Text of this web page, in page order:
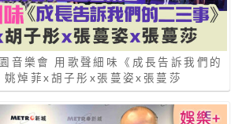
音樂會 用歌聲細味《成長告訴我們的
姚焯菲x胡子彤x張蔓姿x張蔓莎